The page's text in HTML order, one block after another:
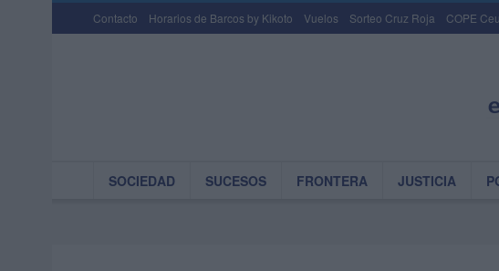
Contacto Horarios de Barcos by Kikoto Vuelos Sorteo Cruz Roja COPE
SOCIEDAD SUCESOS FRONTERA JUSTICIA